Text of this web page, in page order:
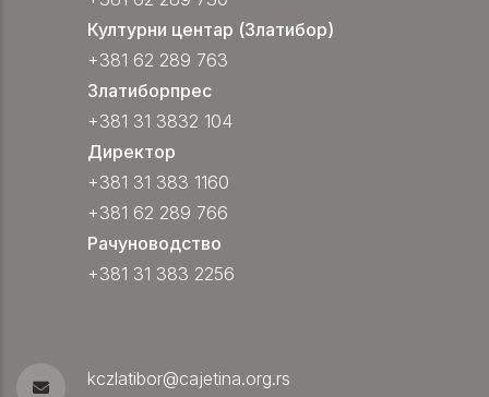
Културни центар (Златибор)
+381 62 289 763
Златиборпрес
+381 31 3832 104
Директор
+381 31 383 1160
+381 62 289 766
Рачуноводство
+381 31 383 2256
kczlatibor@cajetina.org.rs